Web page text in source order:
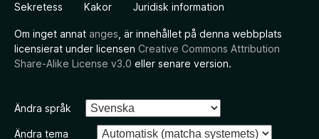
Sekretess Kakor Juridisk information
Om inget annat anges , är innehållet på denna webbplats
licensierat under licensen Creative Commons Attribution
Share-Alike License v3.0 eller senare version.
Ändra språk
Ändra tema